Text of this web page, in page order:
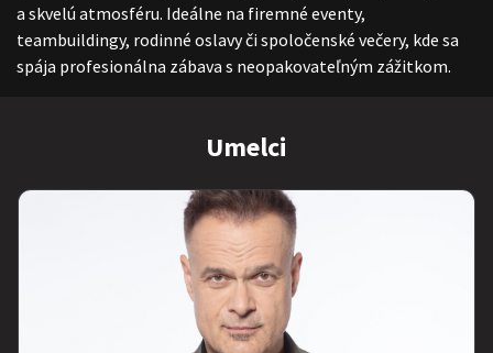
a skvelú atmosféru. Ideálne na firemné eventy,
teambuildingy, rodinné oslavy či spoločenské večery, kde sa
spája profesionálna zábava s neopakovateľným zážitkom.
Umelci